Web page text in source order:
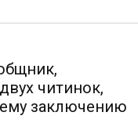
читинок,
заключению